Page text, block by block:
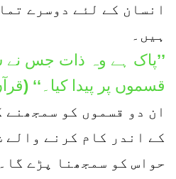
انسان کے لئے دوسرے
ہیں۔
’’پاک ہے وہ ذات جس
قسموں پر پیدا کیا۔‘‘
ان دو قسموں کو سمجھنے
کے اندر کام کرنے والے
حواس کو سمجھنا پڑے